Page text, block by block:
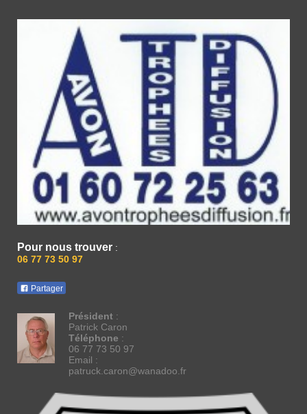
Pour nous trouver :
06 77 73 50 97
Partager
Président :
Patrick Caron
Téléphone :
06 77 73 50 97
Email :
patruck.caron@wanadoo.fr